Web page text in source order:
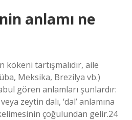
anlamı ne
kökeni tartışmalıdır, aile
Meksika, Brezilya vb.)
gören anlamları şunlardır:
zeytin dalı, ‘dal’ anlamına
çoğulundan gelir.24